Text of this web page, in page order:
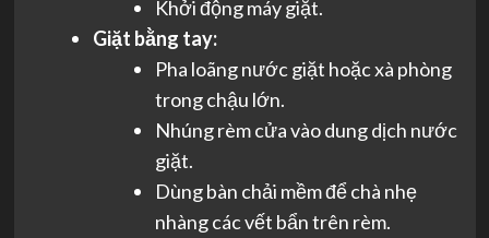
Khởi động máy giặt.
Giặt bằng tay:
Pha loãng nước giặt hoặc xà phòng
trong chậu lớn.
Nhúng rèm cửa vào dung dịch nước
giặt.
Dùng bàn chải mềm để chà nhẹ
nhàng các vết bẩn trên rèm.